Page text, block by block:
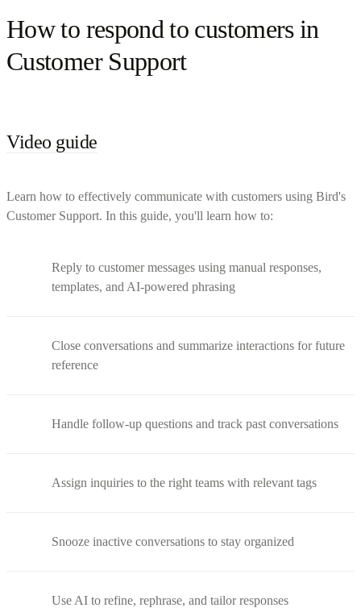
How to respond to customers in
Customer Support
Video guide
Learn how to effectively communicate with customers using Bird's
Customer Support. In this guide, you'll learn how to:
Reply to customer messages using manual responses,
templates, and AI-powered phrasing
Close conversations and summarize interactions for future
reference
Handle follow-up questions and track past conversations
Assign inquiries to the right teams with relevant tags
Snooze inactive conversations to stay organized
Use AI to refine, rephrase, and tailor responses